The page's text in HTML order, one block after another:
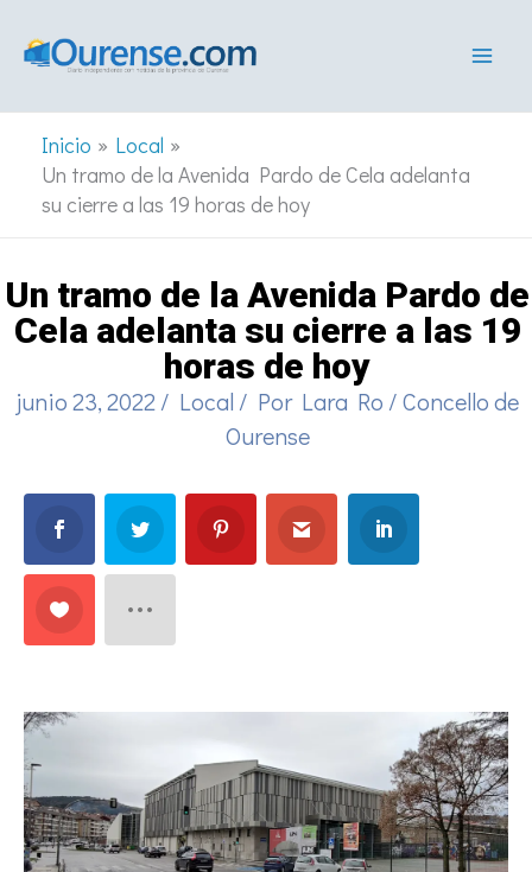
Inicio
Local
Un tramo de la Avenida Pardo de Cela adelanta
su cierre a las 19 horas de hoy
Un tramo de la Avenida Pardo de
Cela adelanta su cierre a las 19
horas de hoy
junio 23, 2022 / Local / Por Lara Ro /Concello de
Ourense